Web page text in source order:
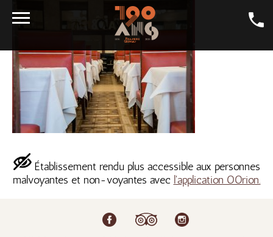
LA CARTE
LA BIÈRE
GALERIE
LA GEORGES
CONTACT
EMPLOI
Établissement rendu plus accessible aux personnes
malvoyantes et non-voyantes avec l'application OOrion.